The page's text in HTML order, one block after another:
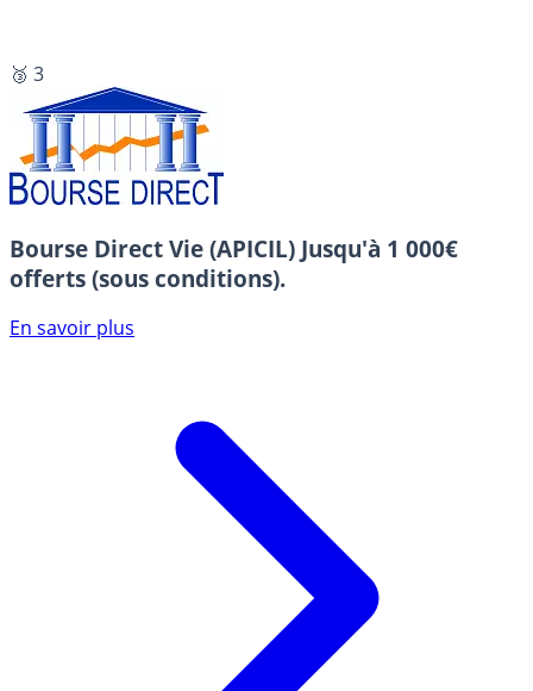
🥉 3
Bourse Direct Vie (APICIL) Jusqu'à 1 000€
offerts (sous conditions).
En savoir plus